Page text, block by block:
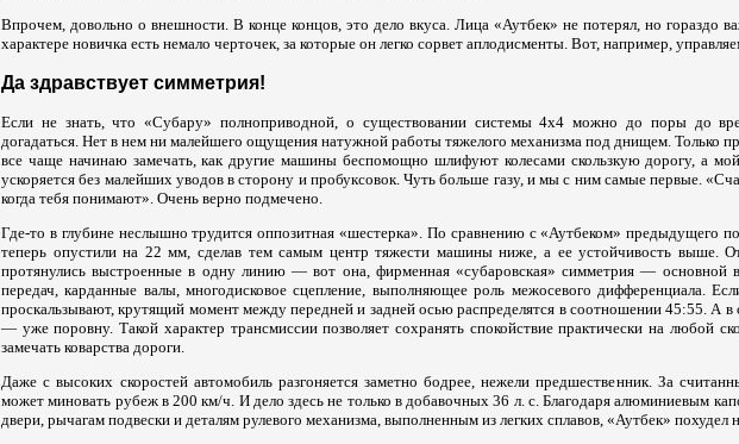
Впрочем, довольно о внешности. В конце концов, это дело вкуса. Лица «Аутбек» не потерял, но гораздо
характере новичка есть немало черточек, за которые он легко сорвет аплодисменты. Вот, например,
Да здравствует симметрия!
Если не знать, что «Субару» полноприводной, о существовании системы 4х4 можно до поры до
догадаться. Нет в нем ни малейшего ощущения натужной работы тяжелого механизма под днищем. Только
все чаще начинаю замечать, как другие машины беспомощно шлифуют колесами скользкую дорогу, а
ускоряется без малейших уводов в сторону и пробуксовок. Чуть больше газу, и мы с ним самые первые.
когда тебя понимают». Очень верно подмечено.
Где-то в глубине неслышно трудится оппозитная «шестерка». По сравнению с «Аутбеком» предыдущего
теперь опустили на 22 мм, сделав тем самым центр тяжести машины ниже, а ее устойчивость выше.
протянулись выстроенные в одну линию — вот она, фирменная «субаровская» симметрия — основной
передач, карданные валы, многодисковое сцепление, выполняющее роль межосевого дифференциала.
проскальзывают, крутящий момент между передней и задней осью распределятся в соотношении 45:55. А в
— уже поровну. Такой характер трансмиссии позволяет сохранять спокойствие практически на любой
замечать коварства дороги.
Даже с высоких скоростей автомобиль разгоняется заметно бодрее, нежели предшественник. За
может миновать рубеж в 200 км/ч. И дело здесь не только в добавочных 36 л. с. Благодаря алюминиевым
двери, рычагам подвески и деталям рулевого механизма, выполненным из легких сплавов, «Аутбек» похудел